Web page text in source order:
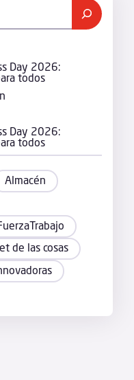
Day 2026:
todos
Day 2026:
todos
Almacén
de las cosas